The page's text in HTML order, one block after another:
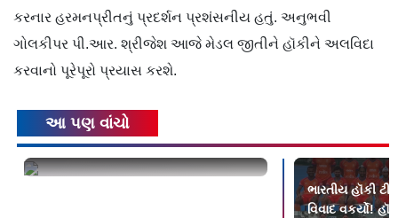
કરનાર હરમનપ્રીતનું પ્રદર્શન પ્રશંસનીય હતું. અનુભવી
ગોલકીપર પી.આર. શ્રીજેશ આજે મેડલ જીતીને હૉકીને અલવિદા
કરવાનો પૂરેપૂરો પ્રયાસ કરશે.
આ પણ વાંચો
ભારતીય હૉકી
વિવાદ વકર્યો!